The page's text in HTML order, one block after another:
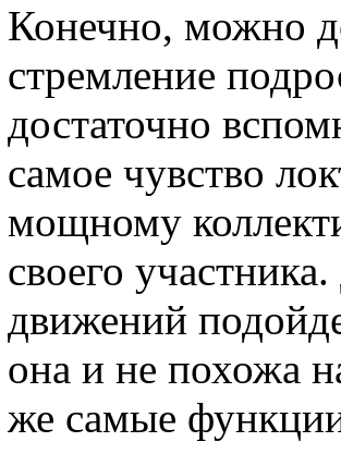
Конечно, можно
стремление
достаточно
самое чувство
мощному
своего
движений
она и не похожа
же самые